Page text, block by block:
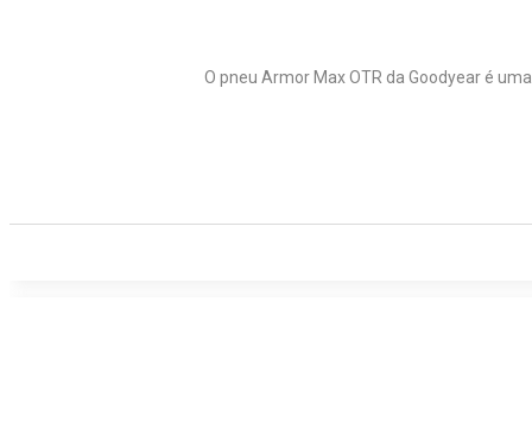
O pneu Armor Max OTR da Goodyear é